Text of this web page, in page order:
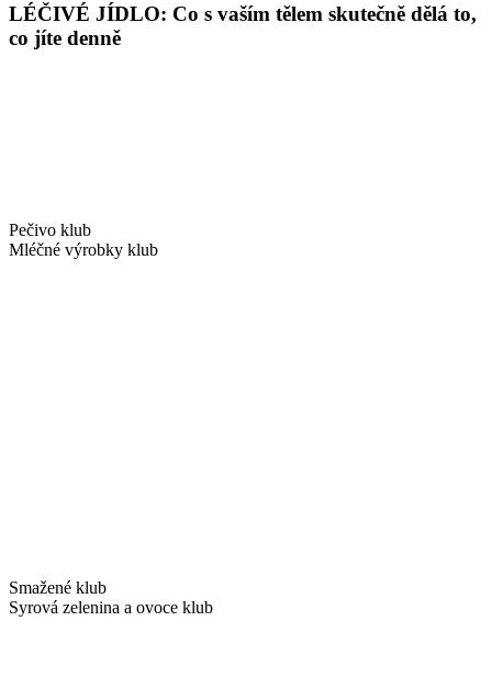
LÉČIVÉ JÍDLO: Co s vaším tělem skutečně dělá to,
co jíte denně
Pečivo klub
Mléčné výrobky klub
Smažené klub
Syrová zelenina a ovoce klub